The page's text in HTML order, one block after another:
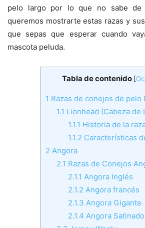
pelo largo por lo que no sabe de
queremos mostrarte estas razas y
que sepas que esperar cuando
mascota peluda.
Tabla de contenido [
1 Razas de conejos de pelo
1.1 Lionhead (Cabeza de
1.1.1 Historia de la
1.1.2 Características
2 Angora
2.1 Razas de Conejos
2.1.1 Angora Inglés
2.1.2 Angora francés
2.1.3 Angora Gigante
2.1.4 Angora Satinado